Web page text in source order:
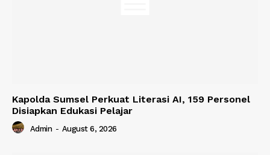
Kapolda Sumsel Perkuat Literasi AI, 159 Personel
Disiapkan Edukasi Pelajar
Admin - August 6, 2026